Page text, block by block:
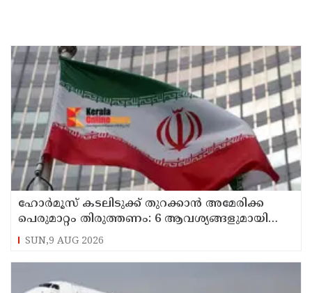
ഹോര്‍മൂസ് കടലിടുക്ക് തുറക്കാന്‍ അമേരിക്ക
പെരുമാറ്റം തിരുത്തണം: 6 ആവശ്യങ്ങളുമായി
ഇറാന്‍ ദേശീയ സുരക്ഷാ കൗണ്‍സില്‍
SUN,9 AUG 2026